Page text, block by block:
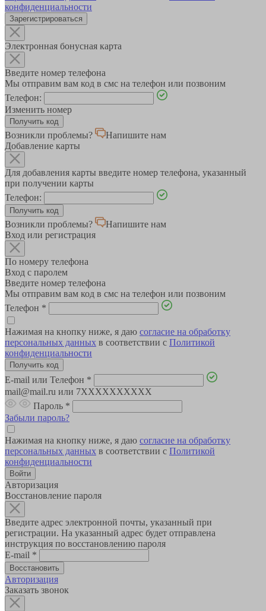
конфиденциальности
Зарегистрироваться
Электронная бонусная карта
Введите номер телефона
Мы отправим вам код в смс на телефон или позвоним
Телефон:
Изменить номер
Возникли проблемы?
Напишите нам
Добавление карты
Для добавления карты введите номер телефона, указанный
при получении карты
Телефон:
Возникли проблемы?
Напишите нам
Вход или регистрация
По номеру телефона
Вход с паролем
Введите номер телефона
Мы отправим вам код в смс на телефон или позвоним
Телефон *
Нажимая на кнопку ниже, я даю согласие на обработку
персональных данных в соответствии с Политикой
конфиденциальности
E-mail или Телефон *
mail@mail.ru или 7XXXXXXXXXX
Пароль *
Забыли пароль?
Нажимая на кнопку ниже, я даю согласие на обработку
персональных данных в соответствии с Политикой
конфиденциальности
Авторизация
Восстановление пароля
Введите адрес электронной почты, указанный при
регистрации. На указанный адрес будет отправлена
инструкция по восстановлению пароля
E-mail *
Авторизация
Заказать звонок